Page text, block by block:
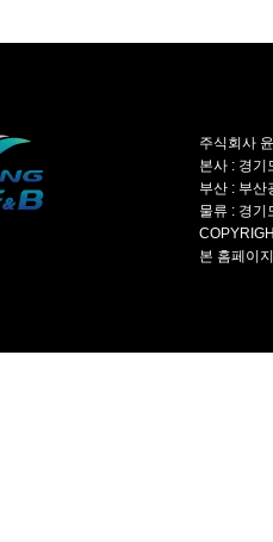
주식회사
본사 : 경
부산 : 부
물류 : 경
본 홈페이